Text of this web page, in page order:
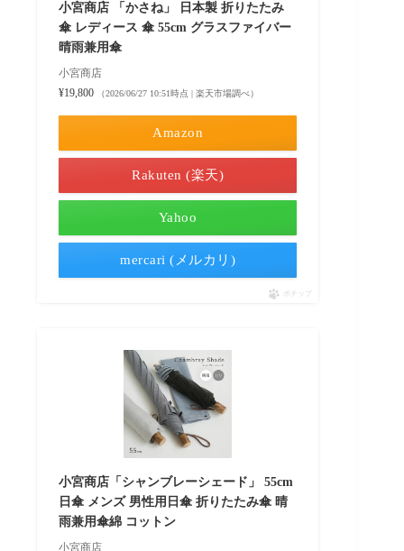
小宮商店 「かさね」 日本製 折りたたみ
傘 レディース 傘 55cm グラスファイバー
晴雨兼用傘
小宮商店
¥19,800
（2026/06/27 10:51時点 | 楽天市場調べ）
Amazon
Rakuten (楽天)
Yahoo
mercari (メルカリ)
ポチップ
小宮商店「シャンブレーシェード」 55cm
日傘 メンズ 男性用日傘 折りたたみ傘 晴
雨兼用傘綿 コットン
小宮商店